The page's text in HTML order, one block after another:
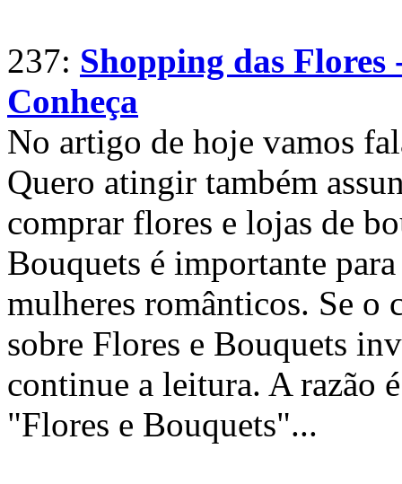
237: Shopping das Flores
Conheça
No artigo de hoje vamos
Quero atingir também
comprar flores e lojas de
Bouquets é importante
mulheres românticos. Se o
sobre Flores e Bouquets
continue a leitura. A razão
"Flores e Bouquets"...